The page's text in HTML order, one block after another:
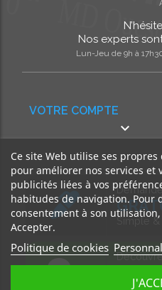
VOTRE COMPTE

Nos experts
Lun-Jeu de 9h à
Simple
Ce site Web utilise ses
pour améliorer nos services et
publicités liées à vos
habitudes de navigation. Pour
consentement à son
Accepter.
Politique de cookies